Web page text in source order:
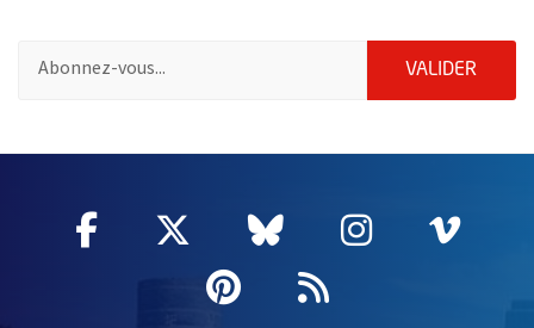
VALIDER
Facebook
, Ouvre une nouvelle fenêtre
Twitter
, Ouvre une nouvelle
Bluesky
, Ouvre une
Instagram
, Ouvre
,
Pinterest
, Ouvre une
Flux RSS